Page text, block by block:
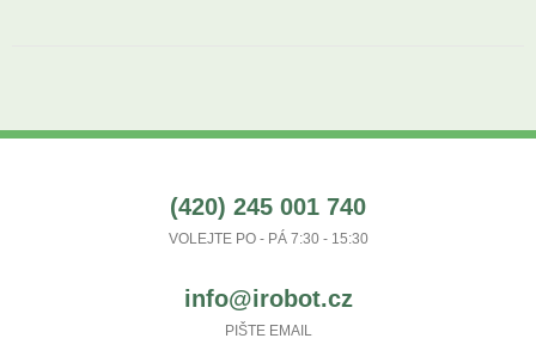
(420) 245 001 740
VOLEJTE PO - PÁ 7:30 - 15:30
info@irobot.cz
PIŠTE EMAIL